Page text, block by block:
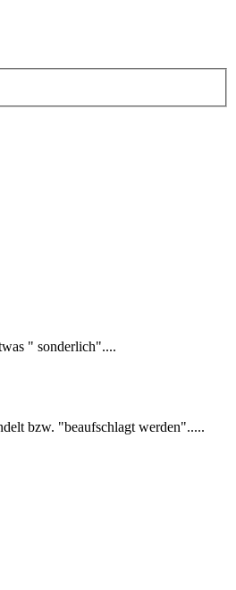
" sonderlich"....
bzw. "beaufschlagt werden".....